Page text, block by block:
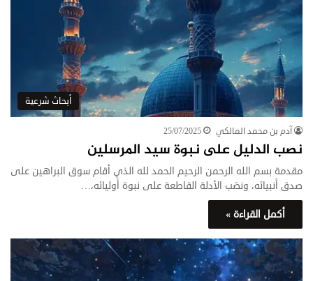
أبحاث شرعية
آدم بن محمد المالكي 25/07/2025
نصب الدليل على نبوة سيد المرسلين
مقدمة بسم الله الرحمن الرحيم الحمد لله الذي أقام سوق البراهين على
صدق أنبيائه، ونصَب الأدلة القاطعة على نبوة أوليائه،…
أكمل القراءة »